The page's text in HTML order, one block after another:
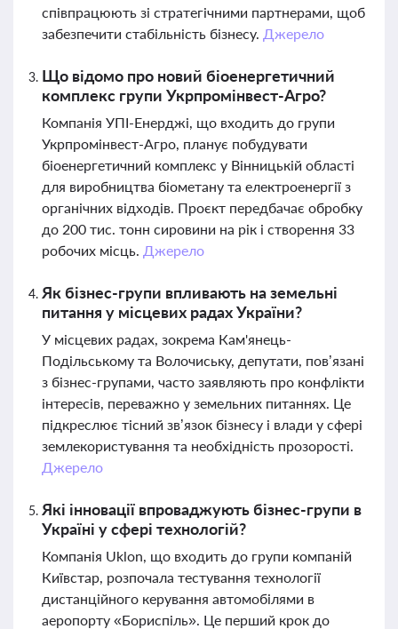
співпрацюють зі стратегічними партнерами, щоб
забезпечити стабільність бізнесу. Джерело
Що відомо про новий біоенергетичний
комплекс групи Укрпромінвест-Агро?
Компанія УПІ-Енерджі, що входить до групи
Укрпромінвест-Агро, планує побудувати
біоенергетичний комплекс у Вінницькій області
для виробництва біометану та електроенергії з
органічних відходів. Проєкт передбачає обробку
до 200 тис. тонн сировини на рік і створення 33
робочих місць. Джерело
Як бізнес-групи впливають на земельні
питання у місцевих радах України?
У місцевих радах, зокрема Кам'янець-
Подільському та Волочиську, депутати, пов’язані
з бізнес-групами, часто заявляють про конфлікти
інтересів, переважно у земельних питаннях. Це
підкреслює тісний зв’язок бізнесу і влади у сфері
землекористування та необхідність прозорості.
Джерело
Які інновації впроваджують бізнес-групи в
Україні у сфері технологій?
Компанія Uklon, що входить до групи компаній
Київстар, розпочала тестування технології
дистанційного керування автомобілями в
аеропорту «Бориспіль». Це перший крок до